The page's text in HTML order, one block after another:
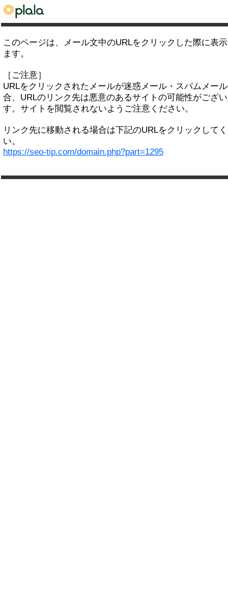
このページは、メール文中のURLをクリックした際に表
ます。
［ご注意］
URLをクリックされたメールが迷惑メール・スパムメー
合、URLのリンク先は悪意のあるサイトの可能性がござ
す。サイトを閲覧されないようご注意ください。
リンク先に移動される場合は下記のURLをクリックして
い。
https://seo-tip.com/domain.php?part=1295